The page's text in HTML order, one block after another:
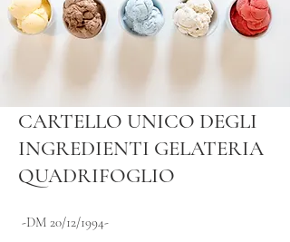
CARTELLO UNICO DEGLI
INGREDIENTI GELATERIA
QUADRIFOGLIO
-DM 20/12/1994-